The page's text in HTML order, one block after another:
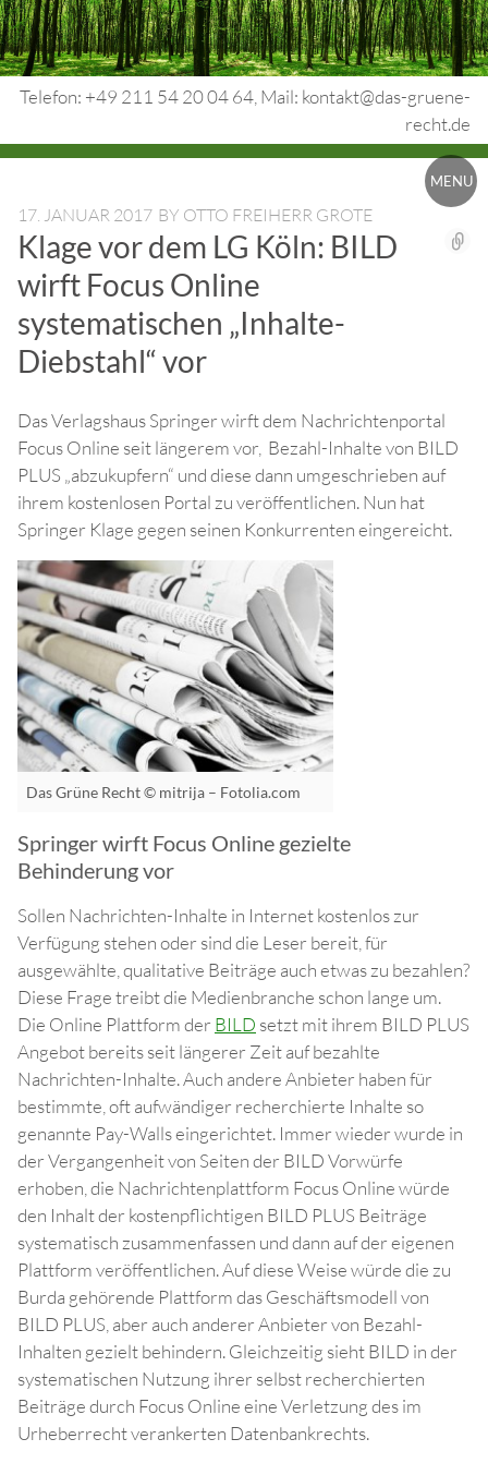
Skip
to
content
Telefon: +49 211 54 20 04 64, Mail: kontakt@das-gruene-
recht.de
Medienrecht.
gewerbl.
Rechtsschutz.
MENU
17. JANUAR 2017 BY OTTO FREIHERR GROTE
Klage vor dem LG Köln: BILD
wirft Focus Online
systematischen „Inhalte-
Diebstahl“ vor
Das Verlagshaus Springer wirft dem Nachrichtenportal
Focus Online seit längerem vor, Bezahl-Inhalte von BILD
PLUS „abzukupfern“ und diese dann umgeschrieben auf
ihrem kostenlosen Portal zu veröffentlichen. Nun hat
Springer Klage gegen seinen Konkurrenten eingereicht.
Das Grüne Recht © mitrija – Fotolia.com
Springer wirft Focus Online gezielte
Behinderung vor
Sollen Nachrichten-Inhalte in Internet kostenlos zur
Verfügung stehen oder sind die Leser bereit, für
ausgewählte, qualitative Beiträge auch etwas zu bezahlen?
Diese Frage treibt die Medienbranche schon lange um.
Die Online Plattform der BILD setzt mit ihrem BILD PLUS
Angebot bereits seit längerer Zeit auf bezahlte
Nachrichten-Inhalte. Auch andere Anbieter haben für
bestimmte, oft aufwändiger recherchierte Inhalte so
genannte Pay-Walls eingerichtet. Immer wieder wurde in
der Vergangenheit von Seiten der BILD Vorwürfe
erhoben, die Nachrichtenplattform Focus Online würde
den Inhalt der kostenpflichtigen BILD PLUS Beiträge
systematisch zusammenfassen und dann auf der eigenen
Plattform veröffentlichen. Auf diese Weise würde die zu
Burda gehörende Plattform das Geschäftsmodell von
BILD PLUS, aber auch anderer Anbieter von Bezahl-
Inhalten gezielt behindern. Gleichzeitig sieht BILD in der
systematischen Nutzung ihrer selbst recherchierten
Beiträge durch Focus Online eine Verletzung des im
Urheberrecht verankerten Datenbankrechts.